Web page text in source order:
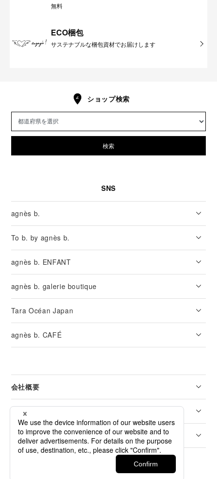
無料
ECO梱包
サステナブルな梱包資材でお届けします
ショップ検索
検索
SNS
agnès b.
To b. by agnès b.
agnès b. ENFANT
agnès b. galerie boutique
Tara Océan Japan
agnès b. CAFÉ
会社概要
リーガル
カスタマーサービス